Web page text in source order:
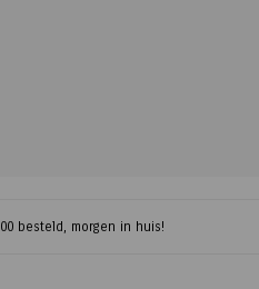
besteld, morgen in huis!